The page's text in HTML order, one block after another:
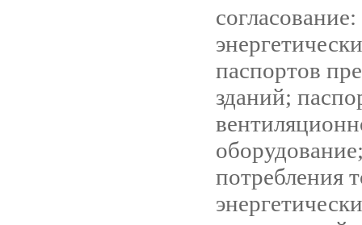
согласование:
паспортов
зданий;
потребления